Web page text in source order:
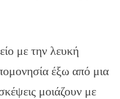
με την λευκή
έξω από μια
μοιάζουν με